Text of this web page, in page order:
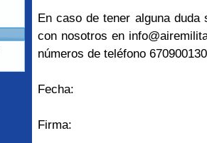
En caso de tener alguna
con nosotros en
números de teléfono
Fecha:
Firma: